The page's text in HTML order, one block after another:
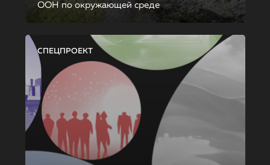
ООН по окружающей среде
СПЕЦПРОЕКТ